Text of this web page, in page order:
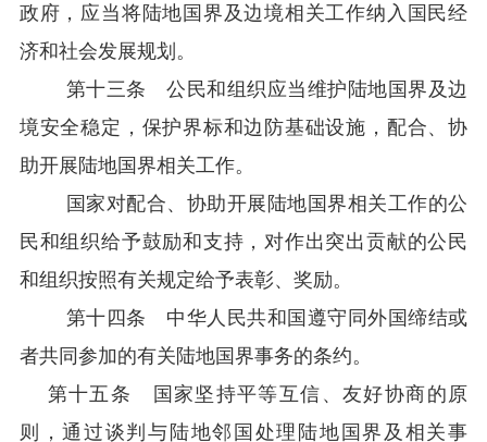
政府，应当将陆地国界及边境相关工作纳入国民经
济和社会发展规划。
第十三条 公民和组织应当维护陆地国界及边
境安全稳定，保护界标和边防基础设施，配合、协
助开展陆地国界相关工作。
国家对配合、协助开展陆地国界相关工作的公
民和组织给予鼓励和支持，对作出突出贡献的公民
和组织按照有关规定给予表彰、奖励。
第十四条 中华人民共和国遵守同外国缔结或
者共同参加的有关陆地国界事务的条约。
第十五条 国家坚持平等互信、友好协商的原
则，通过谈判与陆地邻国处理陆地国界及相关事